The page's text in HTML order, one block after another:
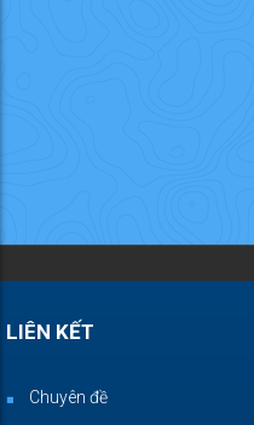
LIÊN KẾT
Chuyên đề